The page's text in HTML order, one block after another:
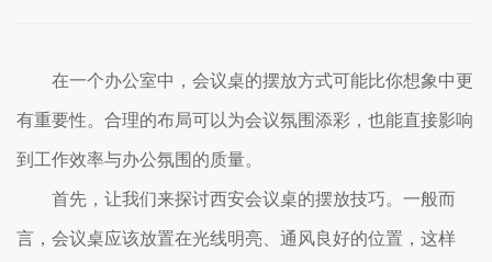
在一个办公室中，会议桌的摆放方式可能比你想象中更
有重要性。合理的布局可以为会议氛围添彩，也能直接影响
到工作效率与办公氛围的质量。
首先，让我们来探讨西安会议桌的摆放技巧。一般而
言，会议桌应该放置在光线明亮、通风良好的位置，这样